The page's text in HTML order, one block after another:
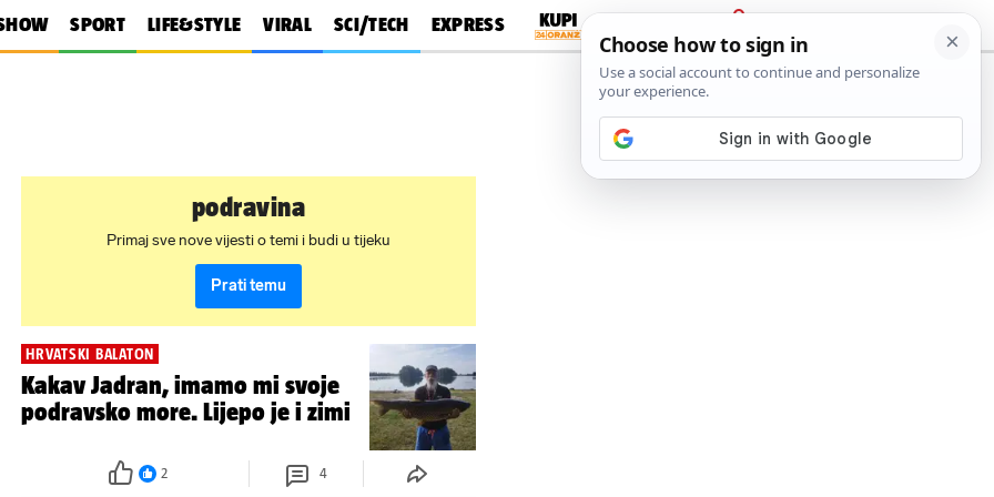
SPORT LIFE&STYLE VIRAL SCI/TECH EXPRESS
PRIJAVA
podravina
Primaj sve nove vijesti o temi i budi u tijeku
Prati temu
HRVATSKI BALATON
Kakav Jadran, imamo mi svoje
podravsko more. Lijepo je i zimi
2 4